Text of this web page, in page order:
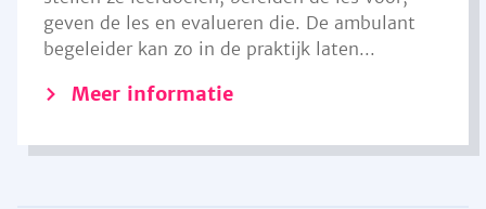
geven de les en evalueren die. De ambulant
begeleider kan zo in de praktijk laten...
Meer informatie